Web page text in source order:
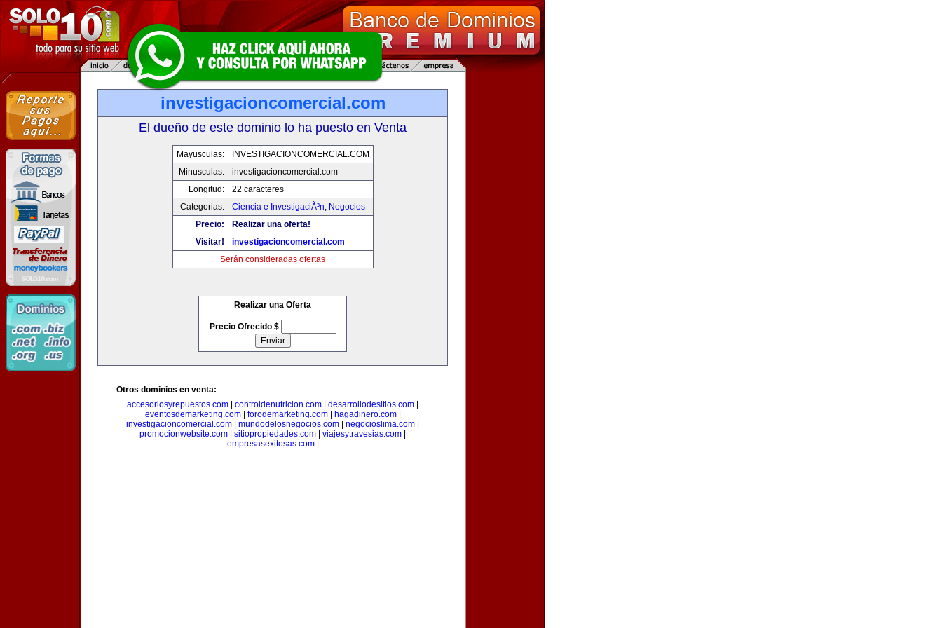
investigacioncomercial.com
El dueño de este dominio lo ha puesto en Venta
Mayusculas:
INVESTIGACIONCOMERCIAL.COM
Minusculas:
investigacioncomercial.com
Longitud:
22 caracteres
Categorias:
Ciencia e InvestigaciÃ³n, Negocios
Precio:
Realizar una oferta!
Visitar!
investigacioncomercial.com
Serán consideradas ofertas
Realizar una Oferta
Precio Ofrecido $
Otros dominios en venta:
accesoriosyrepuestos.com
controldenutricion.com desarrollodesitios.com
eventosdemarketing.com| forodemarketing.com| hagadinero.com|
investigacioncomercial.com
mundodelosnegocios.com negocioslima.com
promocionwebsite.com
sitiopropiedades.com viajesytravesias.com
empresasexitosas.com|